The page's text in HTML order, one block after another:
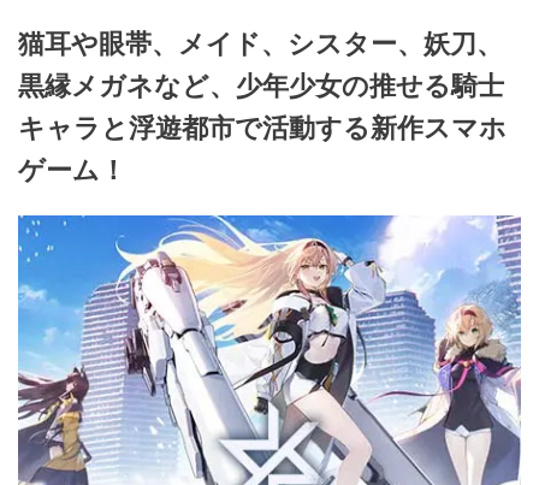
猫耳や眼帯、メイド、シスター、妖刀、
黒縁メガネなど、少年少女の推せる騎士
キャラと浮遊都市で活動する新作スマホ
ゲーム！